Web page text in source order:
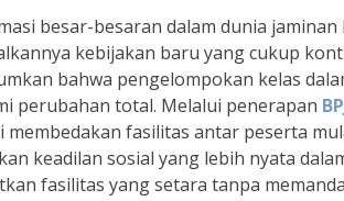
besar-besaran dalam dunia
kebijakan baru yang cukup
bahwa pengelompokan kelas
perubahan total. Melalui penerapan
membedakan fasilitas antar peserta
keadilan sosial yang lebih nyata
fasilitas yang setara tanpa